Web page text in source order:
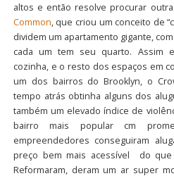
altos e então resolve procurar
Common, que criou um conceito de
dividem um apartamento gigante,
cada um tem seu quarto. Assim
cozinha, e o resto dos espaços em
um dos bairros do Brooklyn, o
tempo atrás obtinha alguns dos
também um elevado índice de
bairro mais popular cm
empreendedores conseguiram
preço bem mais acessível do que
Reformaram, deram um ar super